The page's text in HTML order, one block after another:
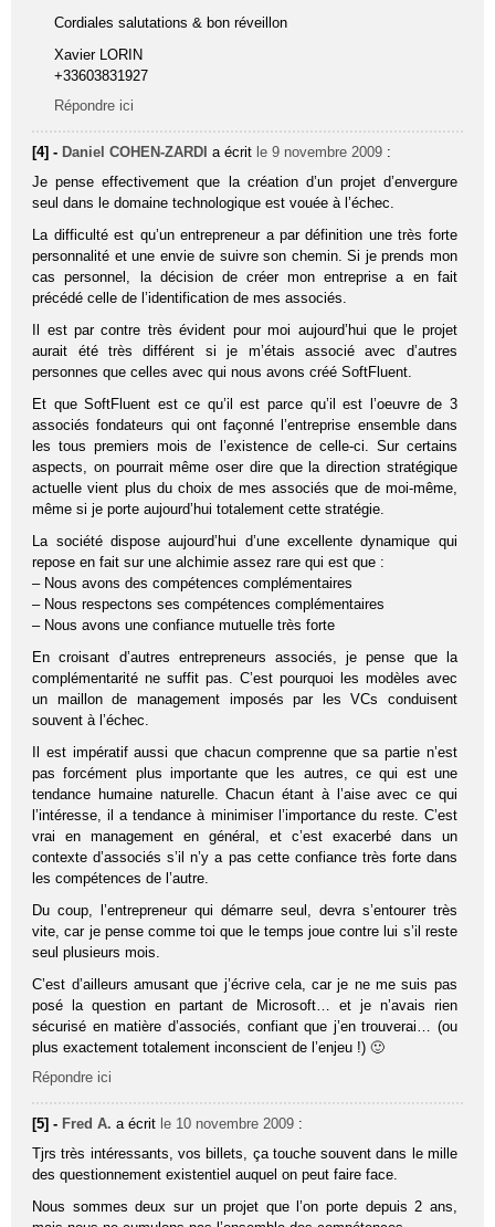
Cordiales salutations & bon réveillon
Xavier LORIN
+33603831927
Répondre ici
[4] - Daniel COHEN-ZARDI a écrit le 9 novembre 2009 :
Je pense effectivement que la création d’un projet d’envergure
seul dans le domaine technologique est vouée à l’échec.
La difficulté est qu’un entrepreneur a par définition une très forte
personnalité et une envie de suivre son chemin. Si je prends mon
cas personnel, la décision de créer mon entreprise a en fait
précédé celle de l’identification de mes associés.
Il est par contre très évident pour moi aujourd’hui que le projet
aurait été très différent si je m’étais associé avec d’autres
personnes que celles avec qui nous avons créé SoftFluent.
Et que SoftFluent est ce qu’il est parce qu’il est l’oeuvre de 3
associés fondateurs qui ont façonné l’entreprise ensemble dans
les tous premiers mois de l’existence de celle-ci. Sur certains
aspects, on pourrait même oser dire que la direction stratégique
actuelle vient plus du choix de mes associés que de moi-même,
même si je porte aujourd’hui totalement cette stratégie.
La société dispose aujourd’hui d’une excellente dynamique qui
repose en fait sur une alchimie assez rare qui est que :
– Nous avons des compétences complémentaires
– Nous respectons ses compétences complémentaires
– Nous avons une confiance mutuelle très forte
En croisant d’autres entrepreneurs associés, je pense que la
complémentarité ne suffit pas. C’est pourquoi les modèles avec
un maillon de management imposés par les VCs conduisent
souvent à l’échec.
Il est impératif aussi que chacun comprenne que sa partie n’est
pas forcément plus importante que les autres, ce qui est une
tendance humaine naturelle. Chacun étant à l’aise avec ce qui
l’intéresse, il a tendance à minimiser l’importance du reste. C’est
vrai en management en général, et c’est exacerbé dans un
contexte d’associés s’il n’y a pas cette confiance très forte dans
les compétences de l’autre.
Du coup, l’entrepreneur qui démarre seul, devra s’entourer très
vite, car je pense comme toi que le temps joue contre lui s’il reste
seul plusieurs mois.
C’est d’ailleurs amusant que j’écrive cela, car je ne me suis pas
posé la question en partant de Microsoft… et je n’avais rien
sécurisé en matière d’associés, confiant que j’en trouverai… (ou
plus exactement totalement inconscient de l’enjeu !) 🙂
Répondre ici
[5] - Fred A. a écrit le 10 novembre 2009 :
Tjrs très intéressants, vos billets, ça touche souvent dans le mille
des questionnement existentiel auquel on peut faire face.
Nous sommes deux sur un projet que l’on porte depuis 2 ans,